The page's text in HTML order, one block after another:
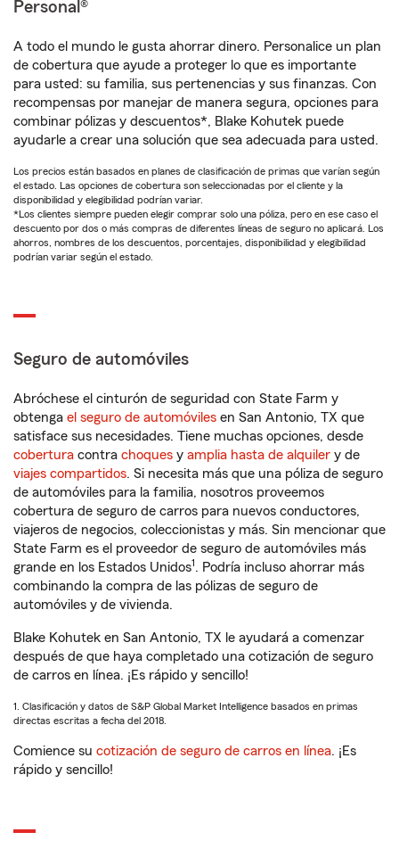
Personal®
A todo el mundo le gusta ahorrar dinero. Personalice un plan
de cobertura que ayude a proteger lo que es importante
para usted: su familia, sus pertenencias y sus finanzas. Con
recompensas por manejar de manera segura, opciones para
combinar pólizas y descuentos*, Blake Kohutek puede
ayudarle a crear una solución que sea adecuada para usted.
Los precios están basados en planes de clasificación de primas que varían según
el estado. Las opciones de cobertura son seleccionadas por el cliente y la
disponibilidad y elegibilidad podrían variar.
*Los clientes siempre pueden elegir comprar solo una póliza, pero en ese caso el
descuento por dos o más compras de diferentes líneas de seguro no aplicará. Los
ahorros, nombres de los descuentos, porcentajes, disponibilidad y elegibilidad
podrían variar según el estado.
Seguro de automóviles
Abróchese el cinturón de seguridad con State Farm y
obtenga el seguro de automóviles en San Antonio, TX que
satisface sus necesidades. Tiene muchas opciones, desde
cobertura contra choques y amplia hasta de alquiler y de
viajes compartidos. Si necesita más que una póliza de seguro
de automóviles para la familia, nosotros proveemos
cobertura de seguro de carros para nuevos conductores,
viajeros de negocios, coleccionistas y más. Sin mencionar que
State Farm es el proveedor de seguro de automóviles más
grande en los Estados Unidos1. Podría incluso ahorrar más
combinando la compra de las pólizas de seguro de
automóviles y de vivienda.
Blake Kohutek en San Antonio, TX le ayudará a comenzar
después de que haya completado una cotización de seguro
de carros en línea. ¡Es rápido y sencillo!
1. Clasificación y datos de S&P Global Market Intelligence basados en primas
directas escritas a fecha del 2018.
Comience su cotización de seguro de carros en línea. ¡Es
rápido y sencillo!